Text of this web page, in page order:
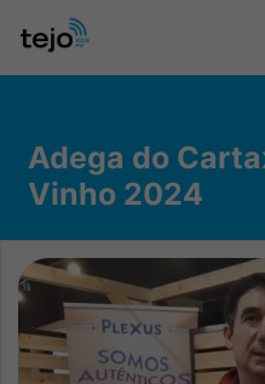
Adega do
Vinho 2024